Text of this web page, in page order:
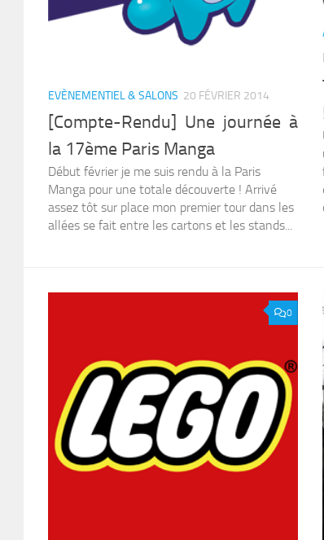
EVÈNEMENTIEL & SALONS 20 FÉVRIER 2014
[Compte-Rendu] Une journée à
la 17ème Paris Manga
Début février je me suis rendu à la Paris
Manga pour une totale découverte ! Arrivé
assez tôt sur place mon premier tour dans les
allées se fait entre les cartons et les stands...
0